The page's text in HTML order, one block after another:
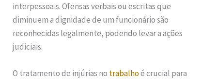
interpessoais. Ofensas verbais ou escritas que
diminuem a dignidade de um funcionário são
reconhecidas legalmente, podendo levar a ações
judiciais.
O tratamento de injúrias no trabalhoé crucial para